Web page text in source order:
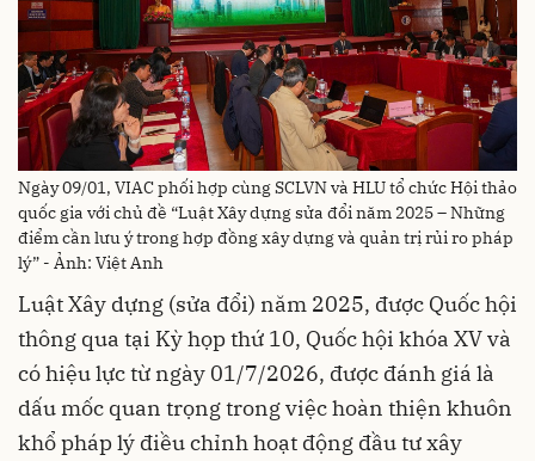
Ngày 09/01, VIAC phối hợp cùng SCLVN và HLU tổ chức Hội thảo
quốc gia với chủ đề “Luật Xây dựng sửa đổi năm 2025 – Những
điểm cần lưu ý trong hợp đồng xây dựng và quản trị rủi ro pháp
lý” - Ảnh: Việt Anh
Luật Xây dựng (sửa đổi) năm 2025, được Quốc hội
thông qua tại Kỳ họp thứ 10, Quốc hội khóa XV và
có hiệu lực từ ngày 01/7/2026, được đánh giá là
dấu mốc quan trọng trong việc hoàn thiện khuôn
khổ pháp lý điều chỉnh hoạt động đầu tư xây